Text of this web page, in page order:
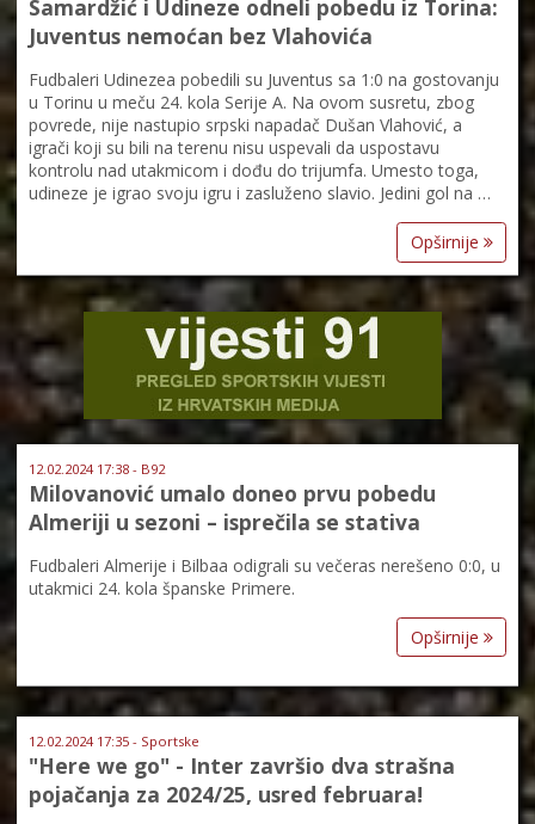
Samardžić i Udineze odneli pobedu iz Torina:
Juventus nemoćan bez Vlahovića
Fudbaleri Udinezea pobedili su Juventus sa 1:0 na gostovanju
u Torinu u meču 24. kola Serije A. Na ovom susretu, zbog
povrede, nije nastupio srpski napadač Dušan Vlahović, a
igrači koji su bili na terenu nisu uspevali da uspostavu
kontrolu nad utakmicom i dođu do trijumfa. Umesto toga,
udineze je igrao svoju igru i zasluženo slavio. Jedini gol na …
Opširnije
12.02.2024 17:38 - B92
Milovanović umalo doneo prvu pobedu
Almeriji u sezoni – isprečila se stativa
Fudbaleri Almerije i Bilbaa odigrali su večeras nerešeno 0:0, u
utakmici 24. kola španske Primere.
Opširnije
12.02.2024 17:35 - Sportske
"Here we go" - Inter završio dva strašna
pojačanja za 2024/25, usred februara!